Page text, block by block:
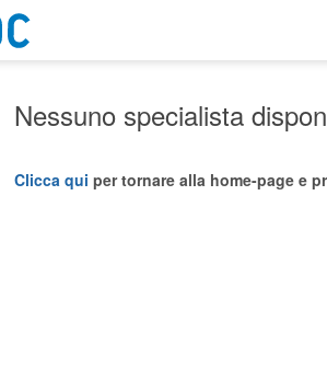
Nessuno specialista
Clicca qui per tornare alla home-page e